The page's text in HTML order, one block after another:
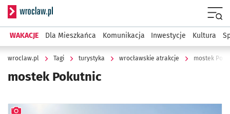
Serwis informacyjny wroclaw.pl
WAKACJE Dla Mieszkańca Komunikacja Inwestycje Kultura
wroclaw.pl Tagi turystyka wrocławskie atrakcje mostek
mostek Pokutnic